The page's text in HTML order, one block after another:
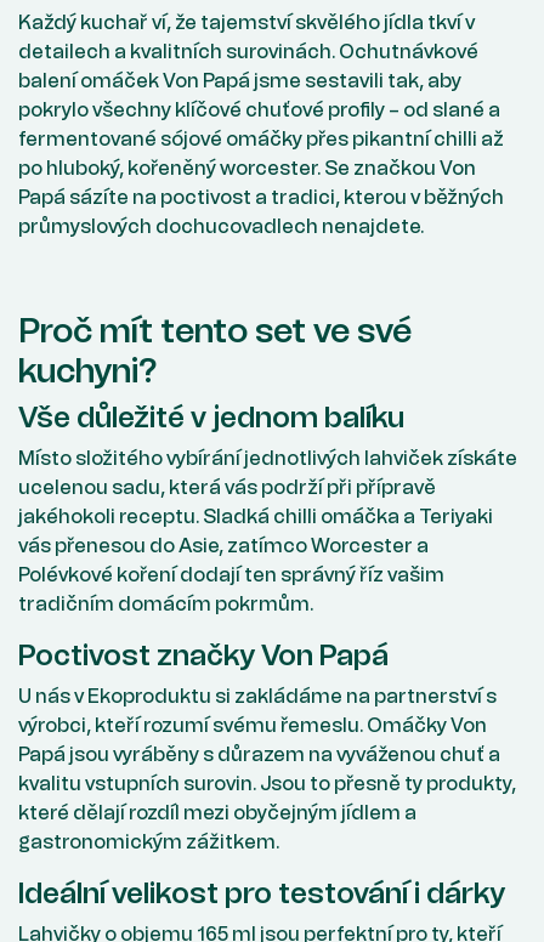
Každý kuchař ví, že tajemství skvělého jídla tkví v
detailech a kvalitních surovinách. Ochutnávkové
balení omáček Von Papá jsme sestavili tak, aby
pokrylo všechny klíčové chuťové profily – od slané a
fermentované sójové omáčky přes pikantní chilli až
po hluboký, kořeněný worcester. Se značkou Von
Papá sázíte na poctivost a tradici, kterou v běžných
průmyslových dochucovadlech nenajdete.
Proč mít tento set ve své
kuchyni?
Vše důležité v jednom balíku
Místo složitého vybírání jednotlivých lahviček získáte
ucelenou sadu, která vás podrží při přípravě
jakéhokoli receptu. Sladká chilli omáčka a Teriyaki
vás přenesou do Asie, zatímco Worcester a
Polévkové koření dodají ten správný říz vašim
tradičním domácím pokrmům.
Poctivost značky Von Papá
U nás v Ekoproduktu si zakládáme na partnerství s
výrobci, kteří rozumí svému řemeslu. Omáčky Von
Papá jsou vyráběny s důrazem na vyváženou chuť a
kvalitu vstupních surovin. Jsou to přesně ty produkty,
které dělají rozdíl mezi obyčejným jídlem a
gastronomickým zážitkem.
Ideální velikost pro testování i dárky
Lahvičky o objemu 165 ml jsou perfektní pro ty, kteří